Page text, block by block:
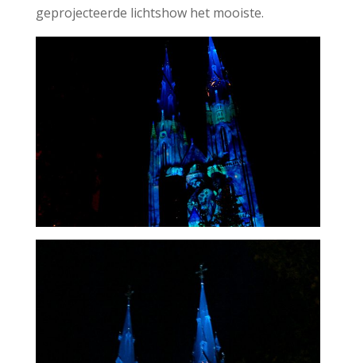
geprojecteerde lichtshow het mooiste.